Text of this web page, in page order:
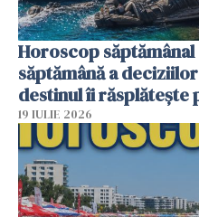
Horoscop săptămânal
săptămână a
destinul îi răsplătește
19 IULIE 2026